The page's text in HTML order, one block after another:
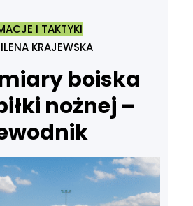
I TAKTYKI
KRAJEWSKA
boiska
nożnej –